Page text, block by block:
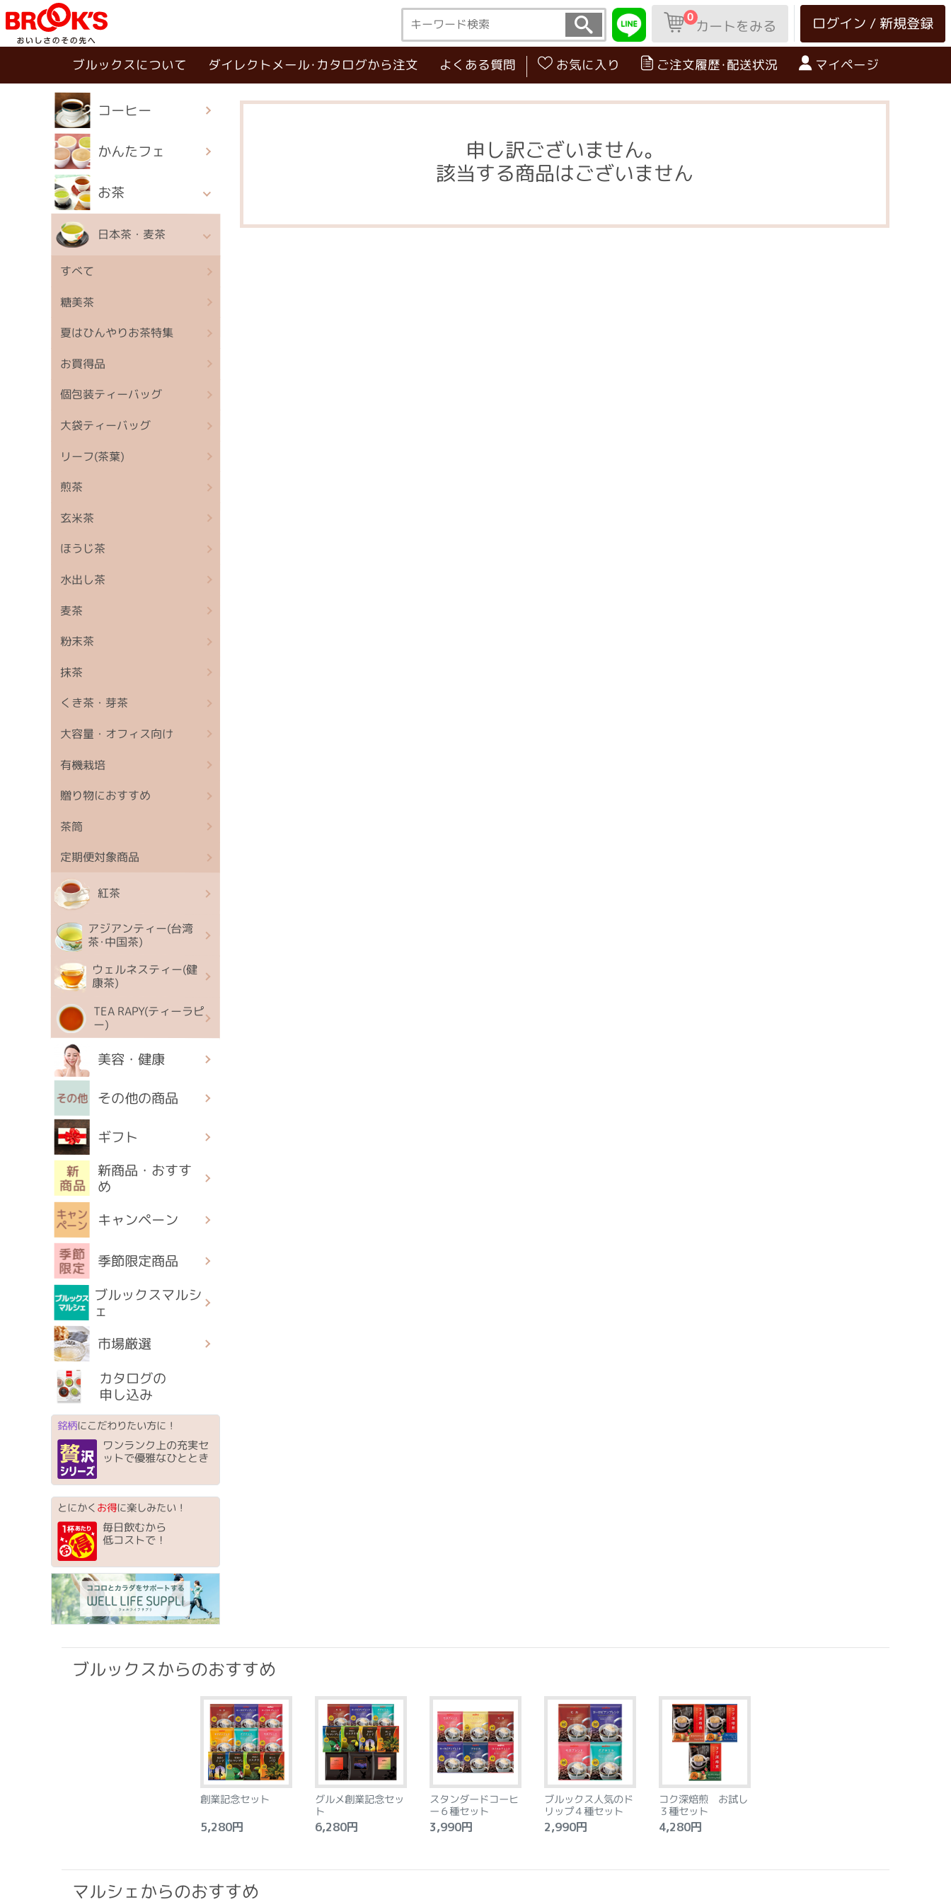
ログイン / 新規登録
0カートをみる
ブルックスについて ダイレクトメール･カタログから注文 よくある質問 お気に入り ご注文履歴･配送状況 マイページ
コーヒー
かんたフェ
お茶
日本茶・麦茶
すべて
糖美茶
夏はひんやりお茶特集
お買得品
個包装ティーバッグ
大袋ティーバッグ
リーフ(茶葉)
煎茶
玄米茶
ほうじ茶
水出し茶
麦茶
粉末茶
抹茶
くき茶・芽茶
大容量・オフィス向け
有機栽培
贈り物におすすめ
茶筒
定期便対象商品
紅茶
アジアンティー(台湾
茶･中国茶)
ウェルネスティー(健
康茶)
TEA RAPY(ティーラピ
ー)
美容・健康
その他の商品
ギフト
新商品・おすす
め
キャンペーン
季節限定商品
ブルックスマルシ
ェ
市場厳選
カタログの
申し込み
銘柄にこだわりたい方に！
ワンランク上の充実セ
ットで優雅なひととき
とにかく お得に楽しみたい！
毎日飲むから
低コストで！
申し訳ございません。
該当する商品はございません
ブルックスからのおすすめ
創業記念セット
5,280円
グルメ創業記念セッ
ト
6,280円
スタンダードコーヒ
ー６種セット
3,990円
ブルックス人気のド
リップ４種セット
2,990円
コク深焙煎 お試し
３種セット
4,280円
マルシェからのおすすめ